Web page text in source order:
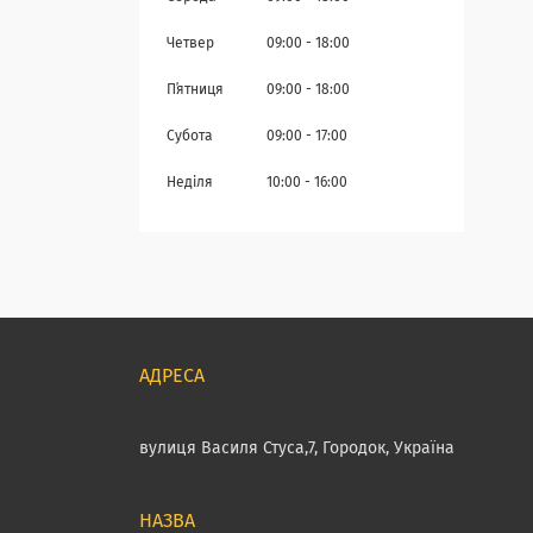
Четвер 09:00 18:00
Пʼятниця 09:00 18:00
Субота 09:00 17:00
Неділя 10:00 16:00
вулиця Василя Стуса,7, Городок, Україна